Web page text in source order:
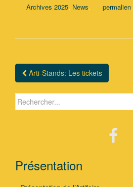
Archives 2025, News. permalien.
Navigation Article
Arti-Stands: Les tickets
Search for:
Présentation